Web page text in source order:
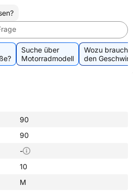
Suche über
Motorradmodell
Wozu
den
90
90
-
10
M